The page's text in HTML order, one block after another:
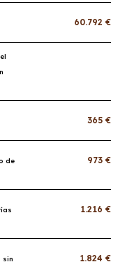
60.792 €
365 €
de
973 €
1.216 €
sin
1.824 €